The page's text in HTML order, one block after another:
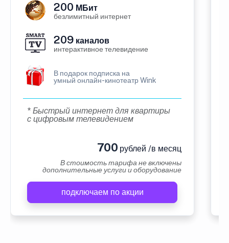
200 МБит
безлимитный интернет
209 каналов
интерактивное телевидение
В подарок подписка на
умный онлайн-кинотеатр Wink
* Быстрый интернет для квартиры
с цифровым телевидением
700 рублей /в месяц
В стоимость тарифа не включены
дополнительные услуги и оборудование
подключаем по акции